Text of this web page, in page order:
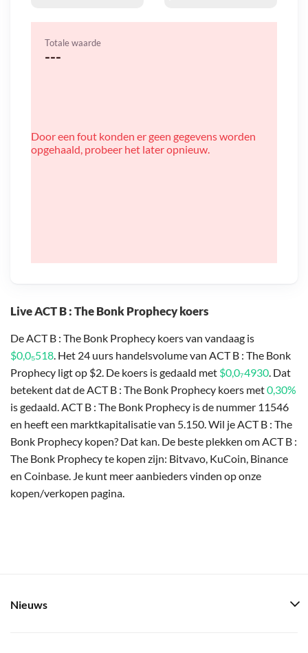
Live ACT B : The Bonk Prophecy koers
De ACT B : The Bonk Prophecy koers van vandaag is
$0,0₅518 . Het 24 uurs handelsvolume van ACT B : The Bonk
Prophecy ligt op $2. De koers is gedaald met $0,0₇4930 . Dat
betekent dat de ACT B : The Bonk Prophecy koers met0,30%
is gedaald. ACT B : The Bonk Prophecy is de nummer 11546
en heeft een marktkapitalisatie van 5.150. Wil je ACT B : The
Bonk Prophecy kopen? Dat kan. De beste plekken om ACT B :
The Bonk Prophecy te kopen zijn: Bitvavo, KuCoin, Binance
en Coinbase. Je kunt meer aanbieders vinden op onze
kopen/verkopen pagina.
Totale waarde
---
Door een fout konden er geen gegevens worden
opgehaald, probeer het later opnieuw.
Nieuws